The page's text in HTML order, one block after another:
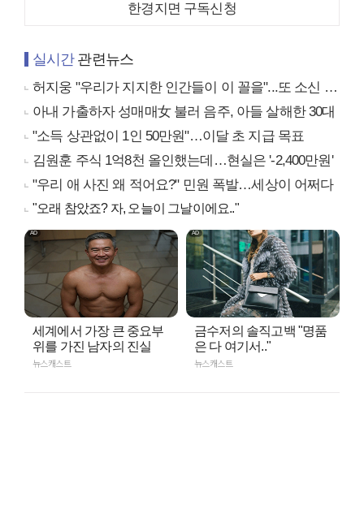
한경지면 구독신청
실시간관련뉴스
허지웅 "우리가 지지한 인간들이 이 꼴을"...또 소신 발언
아내 가출하자 성매매女 불러 음주, 아들 살해한 30대
"소득 상관없이 1인 50만원"…이달 초 지급 목표
김원훈 주식 1억8천 올인했는데…현실은 '-2,400만원'
"우리 애 사진 왜 적어요?" 민원 폭발…세상이 어쩌다
"오래 참았죠? 자, 오늘이 그날이에요.."
세계에서 가장 큰 중요부
위를 가진 남자의 진실
뉴스캐스트
금수저의 솔직고백 "명품
은 다 여기서.."
뉴스캐스트